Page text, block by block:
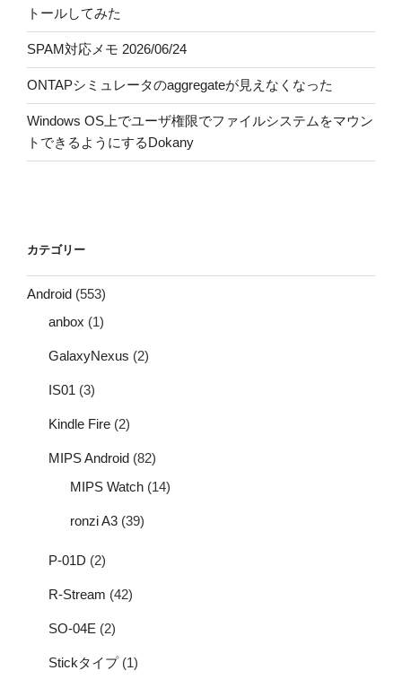
トールしてみた
SPAM対応メモ 2026/06/24
ONTAPシミュレータのaggregateが見えなくなった
Windows OS上でユーザ権限でファイルシステムをマウン
トできるようにするDokany
カテゴリー
Android (553)
anbox (1)
GalaxyNexus (2)
IS01 (3)
Kindle Fire (2)
MIPS Android (82)
MIPS Watch (14)
ronzi A3 (39)
P-01D (2)
R-Stream (42)
SO-04E (2)
Stickタイプ(1)